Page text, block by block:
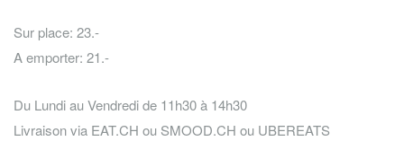
Sur place: 23.-
A emporter: 21.-
Du Lundi au Vendredi de 11h30 à 14h30
Livraison via EAT.CH ou SMOOD.CH ou UBEREATS